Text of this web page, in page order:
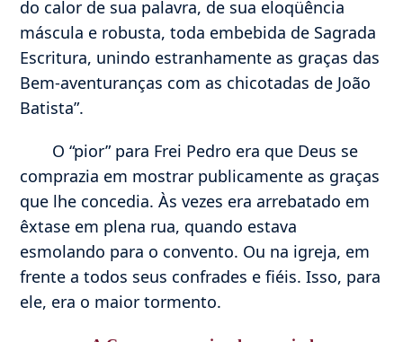
do calor de sua palavra, de sua eloqüência
máscula e robusta, toda embebida de Sagrada
Escritura, unindo estranhamente as graças das
Bem-aventuranças com as chicotadas de João
Batista”.
O “pior” para Frei Pedro era que Deus se
comprazia em mostrar publicamente as graças
que lhe concedia. Às vezes era arrebatado em
êxtase em plena rua, quando estava
esmolando para o convento. Ou na igreja, em
frente a todos seus confrades e fiéis. Isso, para
ele, era o maior tormento.